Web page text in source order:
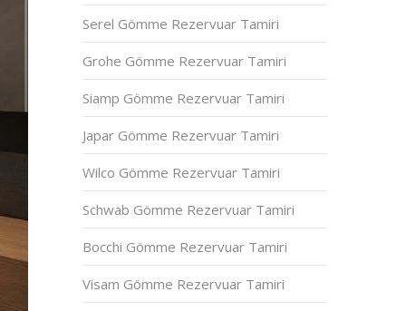
Serel Gömme Rezervuar Tamiri
Grohe Gömme Rezervuar Tamiri
Siamp Gömme Rezervuar Tamiri
Japar Gömme Rezervuar Tamiri
Wilco Gömme Rezervuar Tamiri
Schwab Gömme Rezervuar Tamiri
Bocchi Gömme Rezervuar Tamiri
Visam Gömme Rezervuar Tamiri